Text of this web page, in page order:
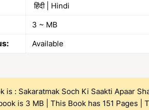
हिंदी | Hindi
3 ~ MB
Available
is : Sakaratmak Soch Ki Saakti Apaar
is 3 MB | This Book has 151 Pages |